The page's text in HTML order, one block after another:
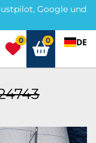
Google und
5741 3222690
0 0 DE